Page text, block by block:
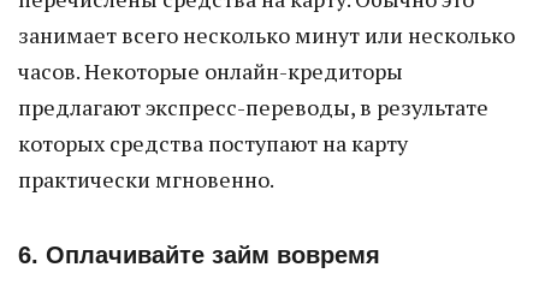
занимает всего несколько минут или несколько
часов. Некоторые онлайн-кредиторы
предлагают экспресс-переводы, в результате
которых средства поступают на карту
практически мгновенно.
6. Оплачивайте займ вовремя